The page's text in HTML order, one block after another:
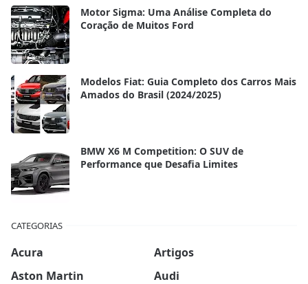
Motor Sigma: Uma Análise Completa do
Coração de Muitos Ford
Modelos Fiat: Guia Completo dos Carros Mais
Amados do Brasil (2024/2025)
BMW X6 M Competition: O SUV de
Performance que Desafia Limites
CATEGORIAS
Acura
Artigos
Aston Martin
Audi